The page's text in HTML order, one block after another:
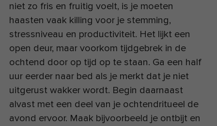
niet zo fris en fruitig voelt, is je moeten
haasten vaak killing voor je stemming,
stressniveau en productiviteit. Het lijkt een
open deur, maar voorkom tijdgebrek in de
ochtend door op tijd op te staan. Ga een half
uur eerder naar bed als je merkt dat je niet
uitgerust wakker wordt. Begin daarnaast
alvast met een deel van je ochtendritueel de
avond ervoor. Maak bijvoorbeeld je ontbijt en